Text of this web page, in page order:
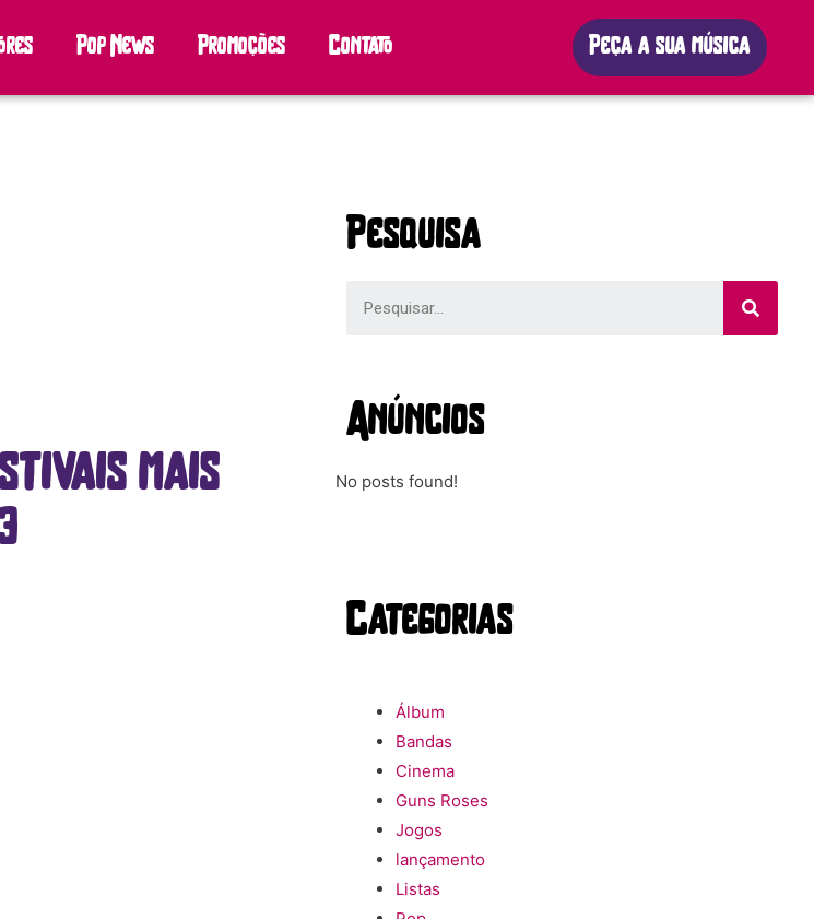
Pop News Promoções Contato Peça a sua música
mais
Pesquisa
Anúncios
No posts found!
Categorias
Álbum
Bandas
Cinema
Guns Roses
Jogos
lançamento
Listas